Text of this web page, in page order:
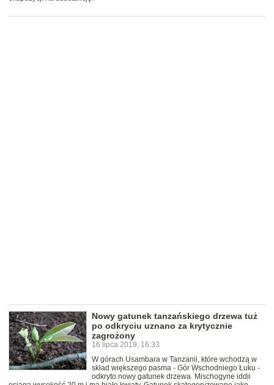
Nowy gatunek tanzańskiego drzewa tuż
po odkryciu uznano za krytycznie
zagrożony
16 lipca 2019, 16:33
W górach Usambara w Tanzanii, które wchodzą w
skład większego pasma - Gór Wschodniego Łuku -
odkryto nowy gatunek drzewa. Mischogyne iddii